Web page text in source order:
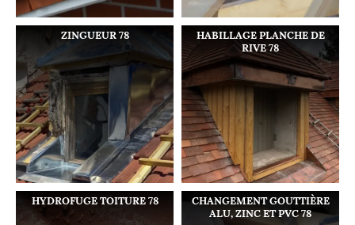
ZINGUEUR 78
HABILLAGE PLANCHE DE
RIVE 78
HYDROFUGE TOITURE 78
CHANGEMENT GOUTTIÈRE
ALU, ZINC ET PVC 78